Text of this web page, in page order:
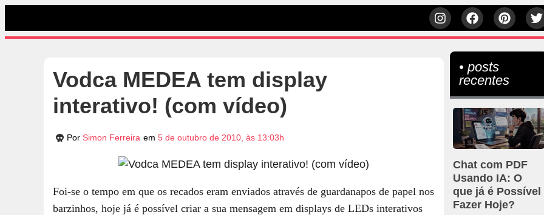
Vodca MEDEA tem display
interativo! (com vídeo)
Por Simon Ferreira em 5 de outubro de 2010, às 13:03h
Foi-se o tempo em que os recados eram enviados através de guardanapos de papel nos
barzinhos, hoje já é possível criar a sua mensagem em displays de LEDs interativos
• posts
recentes
Chat com PDF
Usando IA: O
que já é Possível
Fazer Hoje?